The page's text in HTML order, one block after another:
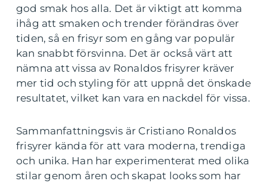
god smak hos alla. Det är viktigt att komma
ihåg att smaken och trender förändras över
tiden, så en frisyr som en gång var populär
kan snabbt försvinna. Det är också värt att
nämna att vissa av Ronaldos frisyrer kräver
mer tid och styling för att uppnå det önskade
resultatet, vilket kan vara en nackdel för vissa.
Sammanfattningsvis är Cristiano Ronaldos
frisyrer kända för att vara moderna, trendiga
och unika. Han har experimenterat med olika
stilar genom åren och skapat looks som har